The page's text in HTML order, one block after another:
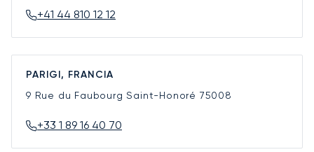
+41 44 810 12 12
PARIGI, FRANCIA
9 Rue du Faubourg Saint-Honoré 75008
+33 1 89 16 40 70